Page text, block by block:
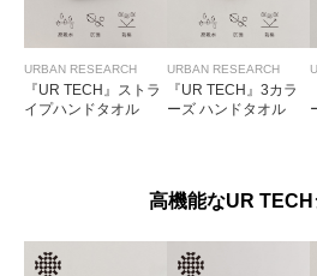
色：CCL×YEL/ サイズ：25×25
no name
URBAN RESEARCH
『UR TECH』ストラ
イプハンドタオル
URBAN RESEARCH
『UR TECH』3カラ
ーズ ハンドタオル
高機能なUR